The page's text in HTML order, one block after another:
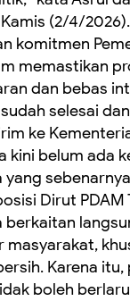
(2/4/
komitmen
memastikan
dan bebas
selesai
ke
kini belum ada
Dirut
masyarakat,
Karena itu,
boleh